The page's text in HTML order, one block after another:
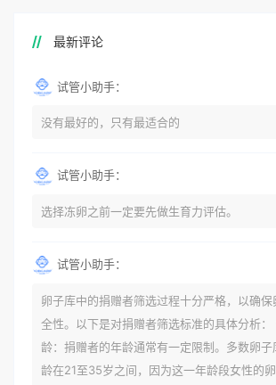
最新评论
试管小助手：
没有最好的，只有最适合的
试管小助手：
选择冻卵之前一定要先做生育力评估。
试管小助手：
卵子库中的捐赠者筛选过程十分严格，以确保
全性。以下是对捐赠者筛选标准的具体分析
龄：捐赠者的年龄通常有一定限制。多数卵
龄在21至35岁之间，因为这一年龄段女性的